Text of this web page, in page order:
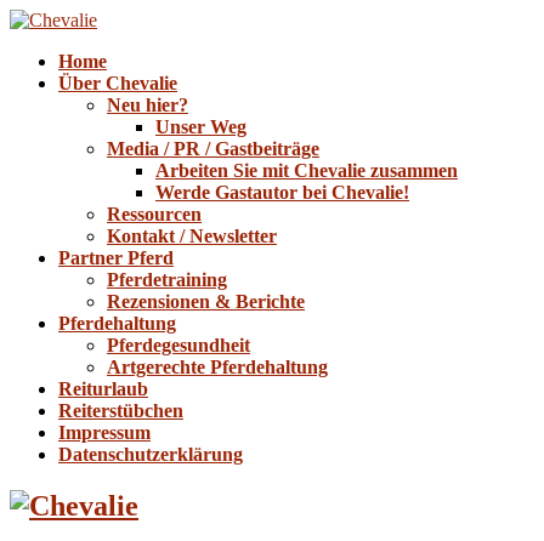
Home
Über Chevalie
Neu hier?
Unser Weg
Media / PR / Gastbeiträge
Arbeiten Sie mit Chevalie zusammen
Werde Gastautor bei Chevalie!
Ressourcen
Kontakt / Newsletter
Partner Pferd
Pferdetraining
Rezensionen & Berichte
Pferdehaltung
Pferdegesundheit
Artgerechte Pferdehaltung
Reiturlaub
Reiterstübchen
Impressum
Datenschutzerklärung